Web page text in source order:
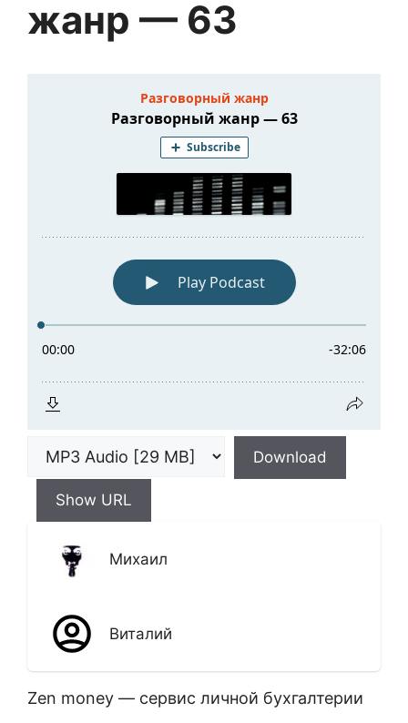
жанр — 63
Download
Show URL
Михаил
Виталий
Zen money — сервис личной бухгалтерии